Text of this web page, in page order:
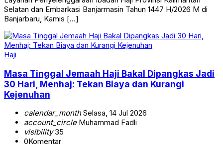
Selatan dan Embarkasi Banjarmasin Tahun 1447 H/2026 M di
Banjarbaru, Kamis […]
Haji
Masa Tinggal Jemaah Haji Bakal Dipangkas Jadi
30 Hari, Menhaj: Tekan Biaya dan Kurangi
Kejenuhan
calendar_monthSelasa, 14 Jul 2026
account_circleMuhammad Fadli
visibility35
0Komentar